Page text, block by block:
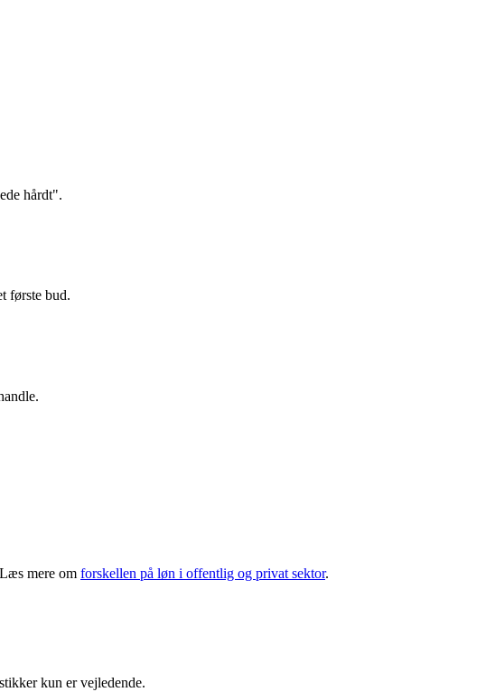
hårdt".
første bud.
mere om forskellen på løn i offentlig og privat sektor.
kun er vejledende.